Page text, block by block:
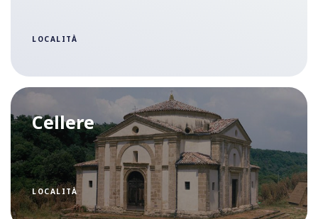
LOCALITÀ
Cellere
LOCALITÀ